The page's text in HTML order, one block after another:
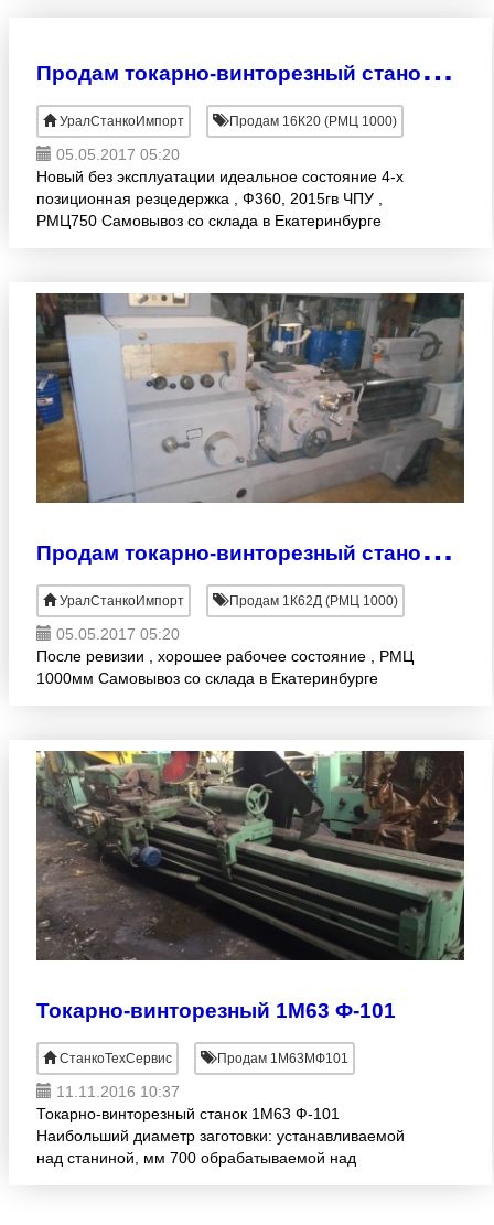
П
родам токарно-винторезный станок СК6136
УралСтанкоИмпорт Продам 16К20 (РМЦ 1000)
05.05.2017 05:20
Новый без эксплуатации идеальное состояние 4-х
позиционная резцедержка , Ф360, 2015гв ЧПУ ,
РМЦ750 Самовывоз со склада в Екатеринбурге
П
родам токарно-винторезный станок 1К62Д
УралСтанкоИмпорт Продам 1К62Д (РМЦ 1000)
05.05.2017 05:20
После ревизии , хорошее рабочее состояние , РМЦ
1000мм Самовывоз со склада в Екатеринбурге
Токарно-винторезный 1М63 Ф-101
СтанкоТехСервис Продам 1М63МФ101
11.11.2016 10:37
Токарно-винторезный станок 1М63 Ф-101
Наибольший диаметр заготовки: устанавливаемой
над станиной, мм 700 обрабатываемой над